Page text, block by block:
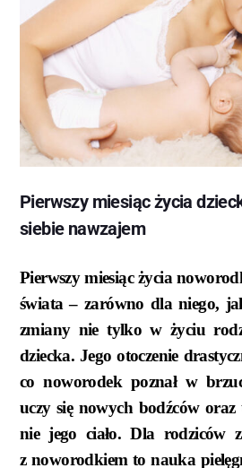
Pierwszy miesiąc życia
siebie nawzajem
Pierwszy miesiąc życia
świata – zarówno dla niego,
zmiany nie tylko w życiu
dziecka. Jego otoczenie
co noworodek poznał w
uczy się nowych bodźców
nie jego ciało. Dla rodziców
z noworodkiem to nauka